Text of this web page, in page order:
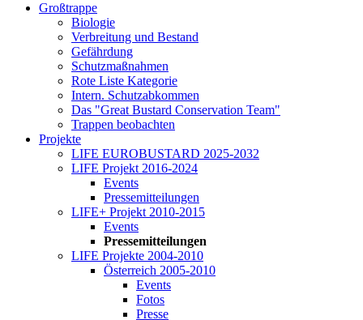
Großtrappe
Biologie
Verbreitung und Bestand
Gefährdung
Schutzmaßnahmen
Rote Liste Kategorie
Intern. Schutzabkommen
Das "Great Bustard Conservation Team"
Trappen beobachten
Projekte
LIFE EUROBUSTARD 2025-2032
LIFE Projekt 2016-2024
Events
Pressemitteilungen
LIFE+ Projekt 2010-2015
Events
Pressemitteilungen
LIFE Projekte 2004-2010
Österreich 2005-2010
Events
Fotos
Presse